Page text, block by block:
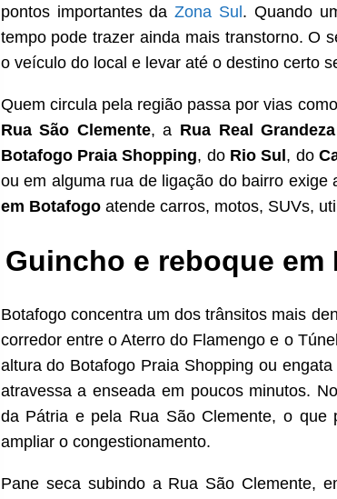
pontos importantes daZona Sul . Quando
tempo pode trazer ainda mais transtorno. O
o veículo do local e levar até o destino certo
Quem circula pela região passa por vias
Rua São Clemente, a Rua Real Grandeza
Botafogo Praia Shopping, do Rio Sul , do
ou em alguma rua de ligação do bairro
em Botafogoatende carros, motos, SUVs,
Guincho e reboque
Botafogo concentra um dos trânsitos mais
corredor entre o Aterro do Flamengo e o
altura do Botafogo Praia Shopping ou
atravessa a enseada em poucos minutos.
da Pátria e pela Rua São Clemente, o que
ampliar o congestionamento.
Pane seca subindo a Rua São Clemente,